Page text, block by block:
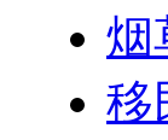
烟
移